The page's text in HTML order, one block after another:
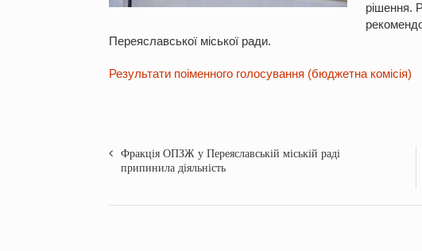
рішення.
Переяславської міської ради.
Результати поіменного голосування (бюджетна комісія)
Фракція ОПЗЖ у Переяславській міській раді
припинила діяльність